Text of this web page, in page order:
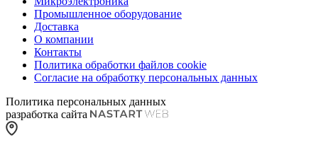
Промышленное оборудование
Доставка
О компании
Контакты
Политика обработки файлов cookie
Согласие на обработку персональных данных
Политика персональных данных
разработка сайта